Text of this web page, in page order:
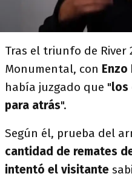
Tras el triunfo de River
Monumental, con
había juzgado que "los
para atrás".
Según él, prueba del
cantidad de remates
intentó el visitante